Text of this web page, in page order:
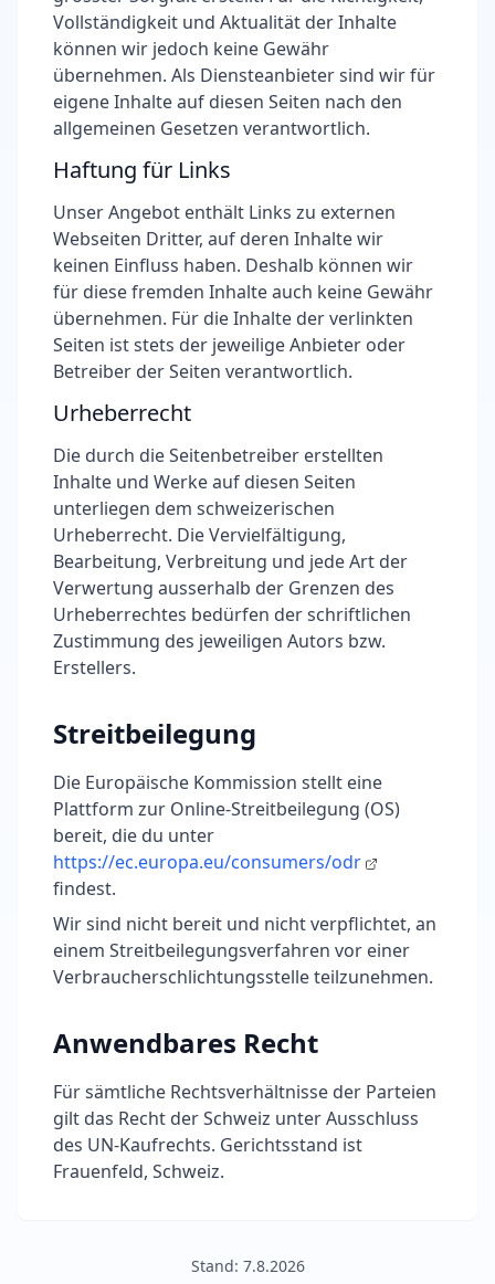
Vollständigkeit und Aktualität der Inhalte
können wir jedoch keine Gewähr
übernehmen. Als Diensteanbieter sind wir für
eigene Inhalte auf diesen Seiten nach den
allgemeinen Gesetzen verantwortlich.
Haftung für Links
Unser Angebot enthält Links zu externen
Webseiten Dritter, auf deren Inhalte wir
keinen Einfluss haben. Deshalb können wir
für diese fremden Inhalte auch keine Gewähr
übernehmen. Für die Inhalte der verlinkten
Seiten ist stets der jeweilige Anbieter oder
Betreiber der Seiten verantwortlich.
Urheberrecht
Die durch die Seitenbetreiber erstellten
Inhalte und Werke auf diesen Seiten
unterliegen dem schweizerischen
Urheberrecht. Die Vervielfältigung,
Bearbeitung, Verbreitung und jede Art der
Verwertung ausserhalb der Grenzen des
Urheberrechtes bedürfen der schriftlichen
Zustimmung des jeweiligen Autors bzw.
Erstellers.
Streitbeilegung
Die Europäische Kommission stellt eine
Plattform zur Online-Streitbeilegung (OS)
bereit, die du unter
https://ec.europa.eu/consumers/odr
findest.
Wir sind nicht bereit und nicht verpflichtet, an
einem Streitbeilegungsverfahren vor einer
Verbraucherschlichtungsstelle teilzunehmen.
Anwendbares Recht
Für sämtliche Rechtsverhältnisse der Parteien
gilt das Recht der Schweiz unter Ausschluss
des UN-Kaufrechts. Gerichtsstand ist
Frauenfeld, Schweiz.
Stand: 7.8.2026